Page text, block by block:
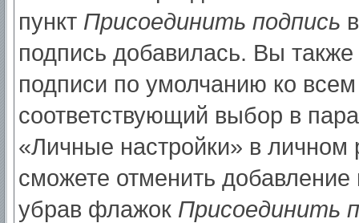
пункт Присоединить подпись
подпись добавилась. Вы
подписи по умолчанию ко
соответствующий выбор в
«Личные настройки» в
сможете отменить
убрав флажок Присоединить